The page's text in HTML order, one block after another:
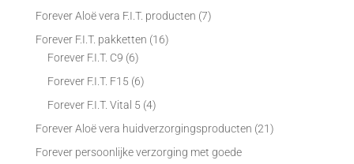
Forever Aloë vera F.I.T. producten (7)
Forever F.I.T. pakketten (16)
Forever F.I.T. C9 (6)
Forever F.I.T. F15 (6)
Forever F.I.T. Vital 5 (4)
Forever Aloë vera huidverzorgingsproducten (21)
Forever persoonlijke verzorging met goede